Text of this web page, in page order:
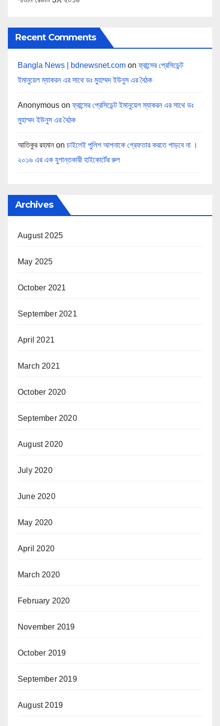
Recent Comments
Bangla News | bdnewsnet.com onফ্রান্সের প্রেসিডেন্ট
ইমানুয়েল ম্যাকরন এর সাথে ডঃ মুহাম্মদ ইউনুস এর বৈঠক
Anonymous onফ্রান্সের প্রেসিডেন্ট ইমানুয়েল ম্যাকরন এর সাথে ডঃ
মুহাম্মদ ইউনুস এর বৈঠক
আতিকুর রহমান on চাইলেই পুলিশ আপনাকে গ্রেফতার করতে পাড়বে না ।
২০১৬ এর এক যুগান্তকারী হাইকোর্টের রুল
Archives
August 2025
May 2025
October 2021
September 2021
April 2021
March 2021
October 2020
September 2020
August 2020
July 2020
June 2020
May 2020
April 2020
March 2020
February 2020
November 2019
October 2019
September 2019
August 2019